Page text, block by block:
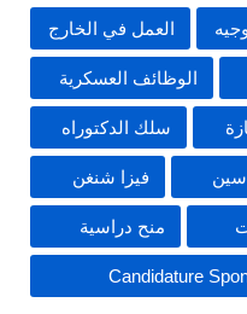
العمل في الخارج
الوظائف العسكرية
سلك الدكتوراه
فيزا شنغن
منح دراسية
Candidature